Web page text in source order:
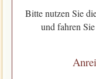
Bitte nutzen Sie
und fahren